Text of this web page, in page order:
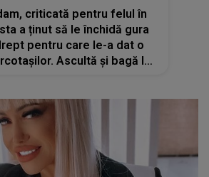
criticată pentru felul în
a ținut să le închidă gura
pentru care le-a dat o
Ascultă și bagă la